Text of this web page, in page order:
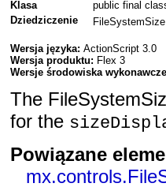
Klasa
public final
Dziedziczenie
Wersja języka: ActionScript 3.0
Wersja produktu: Flex 3
Wersje środowiska
The
for the
Powiązane